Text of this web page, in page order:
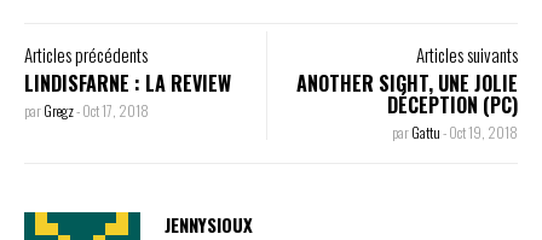
Articles précédents
LINDISFARNE : LA REVIEW
parGregz-Oct 17, 2018
Articles suivants
ANOTHER SIGHT, UNE JOLIE
DÉCEPTION (PC)
parGattu-Oct 19, 2018
JENNYSIOUX